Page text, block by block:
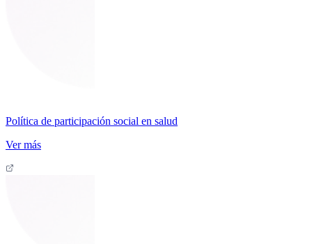
Política de participación social en salud
Ver más